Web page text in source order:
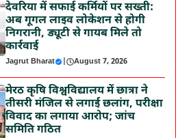
देवरिया में सफाई कर्मियों पर सख्ती:
अब गूगल लाइव लोकेशन से होगी
निगरानी, ड्यूटी से गायब मिले तो
कार्रवाई
Jagrut Bharat | August 7, 2026
मेरठ कृषि विश्वविद्यालय में छात्रा ने
तीसरी मंजिल से लगाई छलांग, परीक्षा
विवाद का लगाया आरोप; जांच
समिति गठित